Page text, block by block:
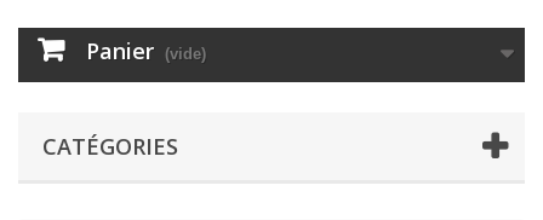
Panier (vide)
CATÉGORIES